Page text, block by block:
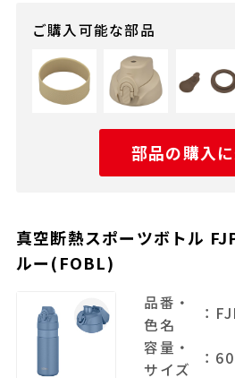
ご購入可能な部品
部品の購入
真空断熱スポーツボトル
ルー(FOBL)
品番・
色名
：
容量・
サイズ
：